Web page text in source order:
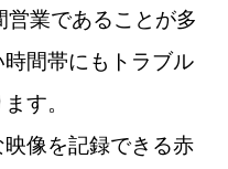
営業であることが多
間帯にもトラブル
す。
像を記録できる赤